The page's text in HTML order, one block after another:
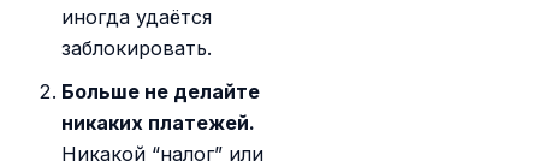
иногда удаётся
заблокировать.
Больше не делайте
никаких платежей.
Никакой “налог” или